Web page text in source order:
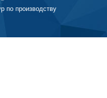
по производству